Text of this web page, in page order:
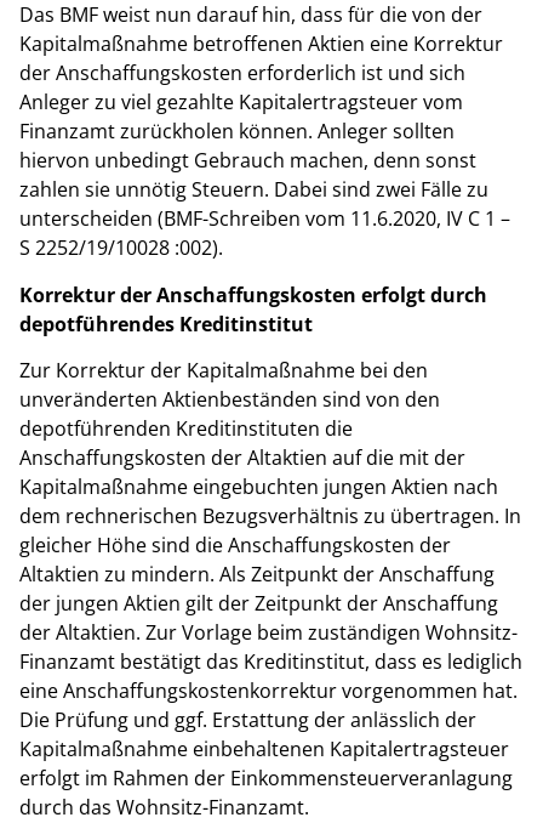
Das BMF weist nun darauf hin, dass für die von der
Kapitalmaßnahme betroffenen Aktien eine Korrektur
der Anschaffungskosten erforderlich ist und sich
Anleger zu viel gezahlte Kapitalertragsteuer vom
Finanzamt zurückholen können. Anleger sollten
hiervon unbedingt Gebrauch machen, denn sonst
zahlen sie unnötig Steuern. Dabei sind zwei Fälle zu
unterscheiden (BMF-Schreiben vom 11.6.2020, IV C 1 –
S 2252/19/10028 :002).
Korrektur der Anschaffungskosten erfolgt durch
depotführendes Kreditinstitut
Zur Korrektur der Kapitalmaßnahme bei den
unveränderten Aktienbeständen sind von den
depotführenden Kreditinstituten die
Anschaffungskosten der Altaktien auf die mit der
Kapitalmaßnahme eingebuchten jungen Aktien nach
dem rechnerischen Bezugsverhältnis zu übertragen. In
gleicher Höhe sind die Anschaffungskosten der
Altaktien zu mindern. Als Zeitpunkt der Anschaffung
der jungen Aktien gilt der Zeitpunkt der Anschaffung
der Altaktien. Zur Vorlage beim zuständigen Wohnsitz-
Finanzamt bestätigt das Kreditinstitut, dass es lediglich
eine Anschaffungskostenkorrektur vorgenommen hat.
Die Prüfung und ggf. Erstattung der anlässlich der
Kapitalmaßnahme einbehaltenen Kapitalertragsteuer
erfolgt im Rahmen der Einkommensteuerveranlagung
durch das Wohnsitz-Finanzamt.